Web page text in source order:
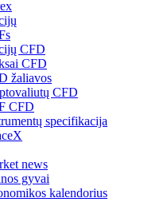
CFD
CFD
žaliavos
CFD
CFD
specifikacija
news
gyvai
kalendorius